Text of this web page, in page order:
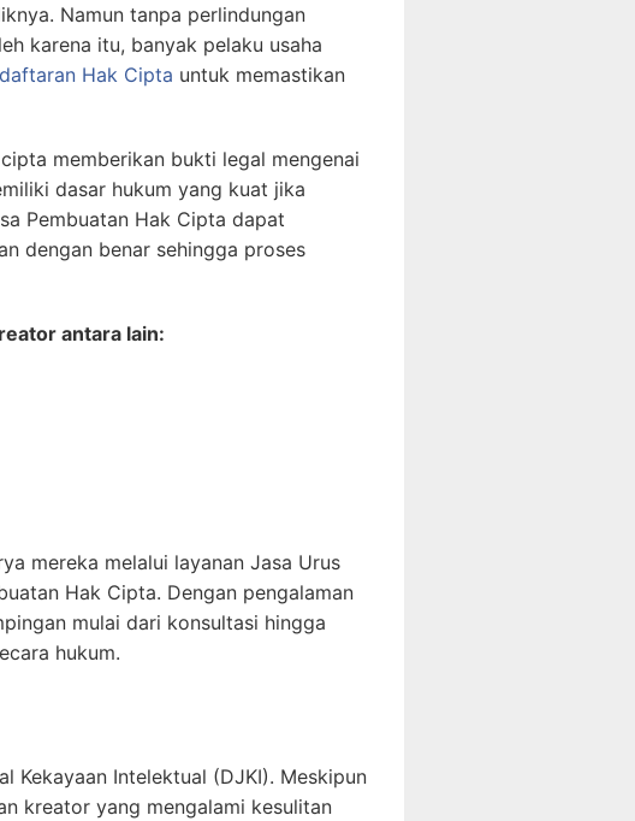
Namun tanpa perlindungan
karena itu, banyak pelaku usaha
Hak Cipta untuk memastikan
memberikan bukti legal mengenai
dasar hukum yang kuat jika
Pembuatan Hak Cipta dapat
dengan benar sehingga proses
antara lain:
mereka melalui layanan Jasa Urus
Hak Cipta. Dengan pengalaman
mulai dari konsultasi hingga
hukum.
Kekayaan Intelektual (DJKI). Meskipun
kreator yang mengalami kesulitan